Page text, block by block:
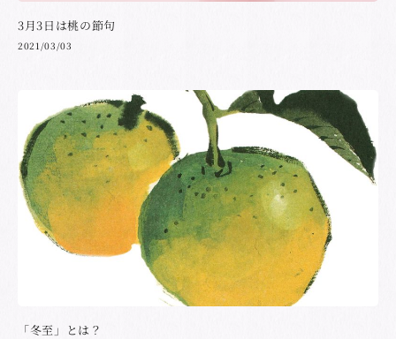
3月3日は桃の節句
2021/03/03
「冬至」とは？